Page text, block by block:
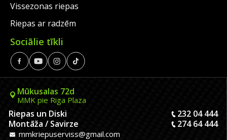
Vissezonas riepas
Riepas ar radzēm
Sociālie tīkli
Mūkusalas 72d
MMK pie Riga Plaza
Riepas un Diski
232 04 444
Montāža / Savirze
274 64 444
mmkriepuserviss@gmail.com